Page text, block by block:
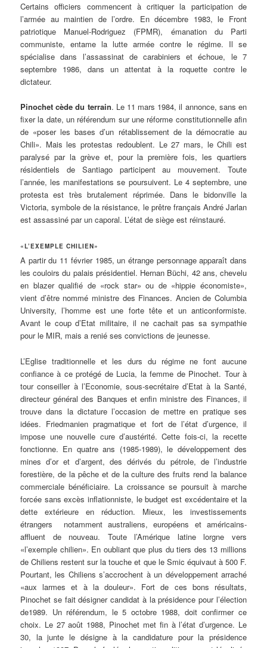
Certains officiers commencent à critiquer la participation de
l’armée au maintien de l’ordre. En décembre 1983, le Front
patriotique Manuel-Rodriguez (FPMR), émanation du Parti
communiste, entame la lutte armée contre le régime. Il se
spécialise dans l’assassinat de carabiniers et échoue, le 7
septembre 1986, dans un attentat à la roquette contre le
dictateur.
Pinochet cède du terrain. Le 11 mars 1984, il annonce, sans en
fixer la date, un référendum sur une réforme constitutionnelle afin
de «poser les bases d’un rétablissement de la démocratie au
Chili». Mais les protestas redoublent. Le 27 mars, le Chili est
paralysé par la grève et, pour la première fois, les quartiers
résidentiels de Santiago participent au mouvement. Toute
l’année, les manifestations se poursuivent. Le 4 septembre, une
protesta est très brutalement réprimée. Dans le bidonville la
Victoria, symbole de la résistance, le prêtre français André Jarlan
est assassiné par un caporal. L’état de siège est réinstauré.
«L’EXEMPLE CHILIEN»
A partir du 11 février 1985, un étrange personnage apparaît dans
les couloirs du palais présidentiel. Hernan Büchi, 42 ans, chevelu
en blazer qualifié de «rock star» ou de «hippie économiste»,
vient d’être nommé ministre des Finances. Ancien de Columbia
University, l’homme est une forte tête et un anticonformiste.
Avant le coup d’Etat militaire, il ne cachait pas sa sympathie
pour le MIR, mais a renié ses convictions de jeunesse.
L’Eglise traditionnelle et les durs du régime ne font aucune
confiance à ce protégé de Lucia, la femme de Pinochet. Tour à
tour conseiller à l’Economie, sous-secrétaire d’Etat à la Santé,
directeur général des Banques et enfin ministre des Finances, il
trouve dans la dictature l’occasion de mettre en pratique ses
idées. Friedmanien pragmatique et fort de l’état d’urgence, il
impose une nouvelle cure d’austérité. Cette fois-ci, la recette
fonctionne. En quatre ans (1985-1989), le développement des
mines d’or et d’argent, des dérivés du pétrole, de l’industrie
forestière, de la pêche et de la culture des fruits rend la balance
commerciale bénéficiaire. La croissance se poursuit à marche
forcée sans excès inflationniste, le budget est excédentaire et la
dette extérieure en réduction. Mieux, les investissements
étrangers ­ notamment australiens, européens et américains­
affluent de nouveau. Toute l’Amérique latine lorgne vers
«l’exemple chilien». En oubliant que plus du tiers des 13 millions
de Chiliens restent sur la touche et que le Smic équivaut à 500 F.
Pourtant, les Chiliens s’accrochent à un développement arraché
«aux larmes et à la douleur». Fort de ces bons résultats,
Pinochet se fait désigner candidat à la présidence pour l’élection
de1989. Un référendum, le 5 octobre 1988, doit confirmer ce
choix. Le 27 août 1988, Pinochet met fin à l’état d’urgence. Le
30, la junte le désigne à la candidature pour la présidence